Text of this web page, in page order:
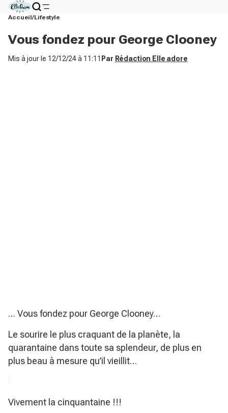
Accueil Lifestyle
Vous fondez pour George Clooney
Mis à jour le 12/12/24 à 11:11 Par Rédaction Elle adore
… Vous fondez pour George Clooney…
Le sourire le plus craquant de la planète, la
quarantaine dans toute sa splendeur, de plus en
plus beau à mesure qu’il vieillit…
Vivement la cinquantaine !!!